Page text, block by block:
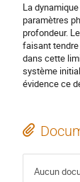
La
paramètres
profondeur.
faisant
dans cette
système
évidence ce
Aucun